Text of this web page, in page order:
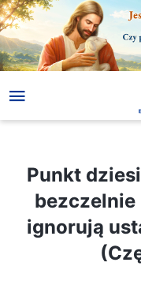
Punkt
bezczelnie
ignorują